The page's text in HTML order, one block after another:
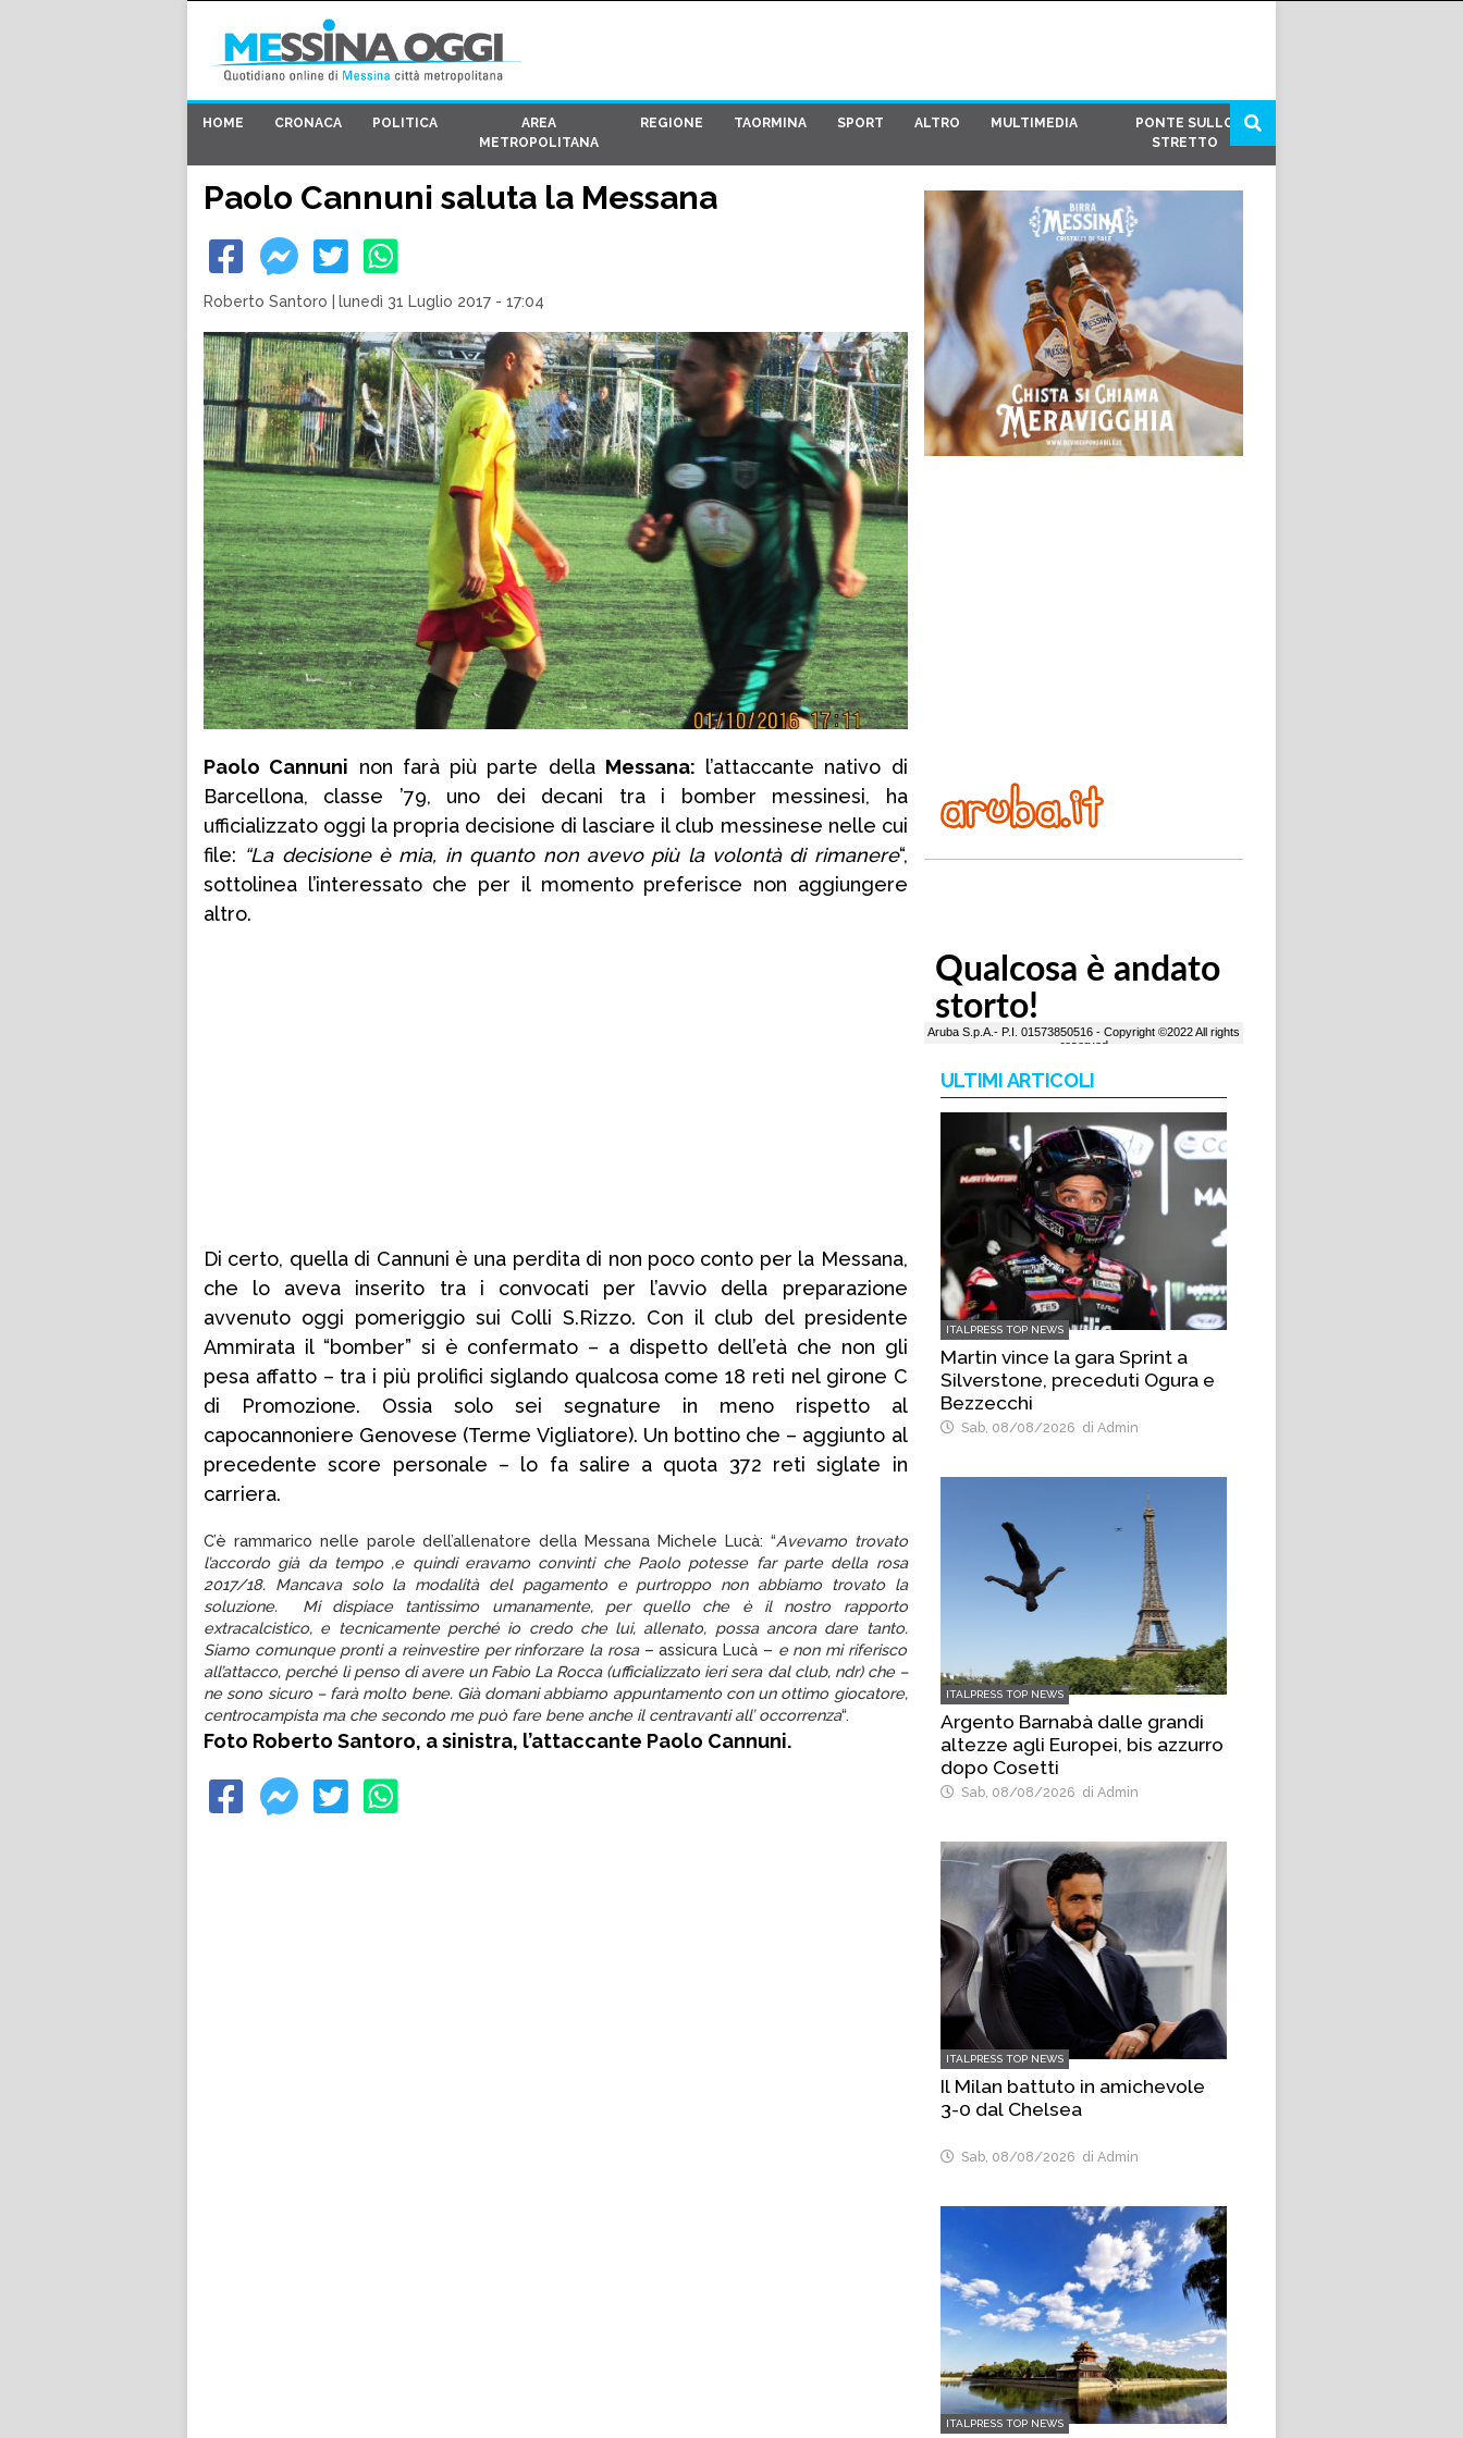
HOME CRONACA POLITICA
AREA
METROPOLITANA
REGIONE TAORMINA SPORT ALTRO MULTIMEDIA
PONTE SULLO
STRETTO
Paolo Cannuni saluta la Messana
Roberto Santoro lunedì 31 Luglio 2017 - 17:04
Paolo Cannuni non farà più parte della Messana: l’attaccante nativo di
Barcellona, classe ’79, uno dei decani tra i bomber messinesi, ha
ufficializzato oggi la propria decisione di lasciare il club messinese nelle cui
file: “La decisione è mia, in quanto non avevo più la volontà di rimanere“,
sottolinea l’interessato che per il momento preferisce non aggiungere
altro.
Di certo, quella di Cannuni è una perdita di non poco conto per la Messana,
che lo aveva inserito tra i convocati per l’avvio della preparazione
avvenuto oggi pomeriggio sui Colli S.Rizzo. Con il club del presidente
Ammirata il “bomber” si è confermato – a dispetto dell’età che non gli
pesa affatto – tra i più prolifici siglando qualcosa come 18 reti nel girone C
di Promozione. Ossia solo sei segnature in meno rispetto al
capocannoniere Genovese (Terme Vigliatore). Un bottino che – aggiunto al
precedente score personale – lo fa salire a quota 372 reti siglate in
carriera.
C’è rammarico nelle parole dell’allenatore della Messana Michele Lucà: “Avevamo trovato
l’accordo già da tempo ,e quindi eravamo convinti che Paolo potesse far parte della rosa
2017/18. Mancava solo la modalità del pagamento e purtroppo non abbiamo trovato la
soluzione. Mi dispiace tantissimo umanamente, per quello che è il nostro rapporto
extracalcistico, e tecnicamente perché io credo che lui, allenato, possa ancora dare tanto.
Siamo comunque pronti a reinvestire per rinforzare la rosa– assicura Lucà – e non mi riferisco
all’attacco, perché lì penso di avere un Fabio La Rocca (ufficializzato ieri sera dal club, ndr) che –
ne sono sicuro – farà molto bene. Già domani abbiamo appuntamento con un ottimo giocatore,
centrocampista ma che secondo me può fare bene anche il centravanti all’ occorrenza“.
Foto Roberto Santoro, a sinistra, l’attaccante Paolo Cannuni.
ULTIMI ARTICOLI
ITALPRESS TOP NEWS
Martin vince la gara Sprint a
Silverstone, preceduti Ogura e
Bezzecchi
Sab, 08/08/2026 di Admin
ITALPRESS TOP NEWS
Argento Barnabà dalle grandi
altezze agli Europei, bis azzurro
dopo Cosetti
Sab, 08/08/2026 di Admin
ITALPRESS TOP NEWS
Il Milan battuto in amichevole
3-0 dal Chelsea
Sab, 08/08/2026 di Admin
ITALPRESS TOP NEWS